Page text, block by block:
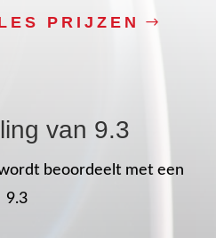
PRIJZEN
van 9.3
beoordeelt met een
9.3